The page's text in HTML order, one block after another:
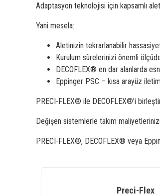
Adaptasyon teknolojisi için kapsamlı
Yani mesela:
Aletinizin tekrarlanabilir
Kurulum sürelerinizi önemli
DECOFLEX® en dar alanlarda
Eppinger PSC – kısa arayüz
PRECI-FLEX® ile DECOFLEX®’i
Değişen sistemlerle takım
PRECI-FLEX®, DECOFLEX® veya
Preci-Flex